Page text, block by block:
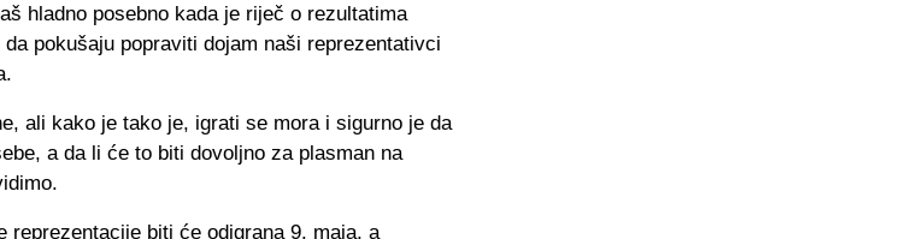
hladno posebno kada je riječ o rezultatima
pokušaju popraviti dojam naši reprezentativci
ali kako je tako je, igrati se mora i sigurno je da
a da li će to biti dovoljno za plasman na
reprezentacije biti će odigrana 9. maja, a